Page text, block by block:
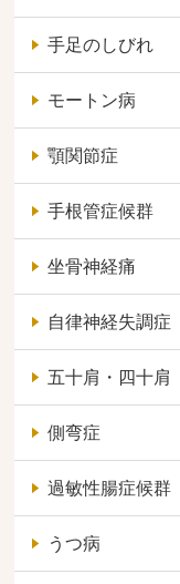
手足のしびれ
モートン病
顎関節症
手根管症候群
坐骨神経痛
自律神経失調症
五十肩・四十肩
側弯症
過敏性腸症候群
うつ病